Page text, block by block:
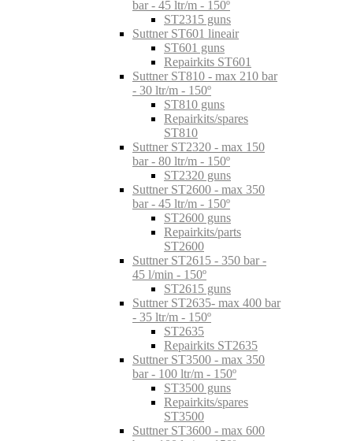
bar - 45 ltr/m - 150º
ST2315 guns
Suttner ST601 lineair
ST601 guns
Repairkits ST601
Suttner ST810 - max 210 bar
- 30 ltr/m - 150º
ST810 guns
Repairkits/spares
ST810
Suttner ST2320 - max 150
bar - 80 ltr/m - 150º
ST2320 guns
Suttner ST2600 - max 350
bar - 45 ltr/m - 150º
ST2600 guns
Repairkits/parts
ST2600
Suttner ST2615 - 350 bar -
45 l/min - 150º
ST2615 guns
Suttner ST2635- max 400 bar
- 35 ltr/m - 150º
ST2635
Repairkits ST2635
Suttner ST3500 - max 350
bar - 100 ltr/m - 150º
ST3500 guns
Repairkits/spares
ST3500
Suttner ST3600 - max 600